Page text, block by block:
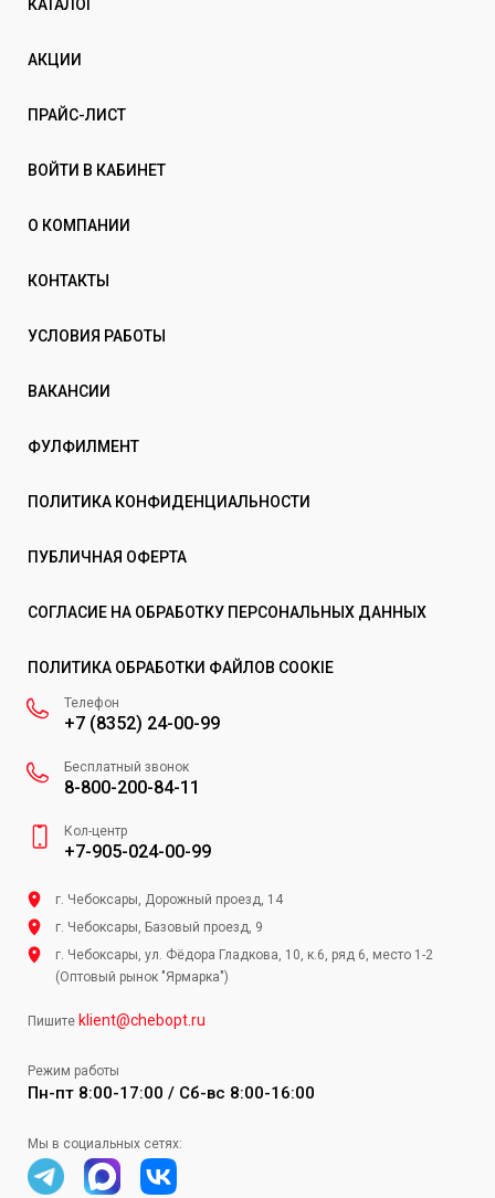
КАТАЛОГ
АКЦИИ
ПРАЙС-ЛИСТ
ВОЙТИ В КАБИНЕТ
О КОМПАНИИ
КОНТАКТЫ
УСЛОВИЯ РАБОТЫ
ВАКАНСИИ
ФУЛФИЛМЕНТ
ПОЛИТИКА КОНФИДЕНЦИАЛЬНОСТИ
ПУБЛИЧНАЯ ОФЕРТА
СОГЛАСИЕ НА ОБРАБОТКУ ПЕРСОНАЛЬНЫХ ДАННЫХ
ПОЛИТИКА ОБРАБОТКИ ФАЙЛОВ COOKIE
Телефон
+7 (8352) 24-00-99
Бесплатный звонок
8-800-200-84-11
Кол-центр
+7-905-024-00-99
г. Чебоксары, Дорожный проезд, 14
г. Чебоксары, Базовый проезд, 9
г. Чебоксары, ул. Фёдора Гладкова, 10, к.6, ряд 6, место 1-2
(Оптовый рынок "Ярмарка")
Пишите klient@chebopt.ru
Режим работы
Пн-пт 8:00-17:00 / Сб-вс 8:00-16:00
Мы в социальных сетях: